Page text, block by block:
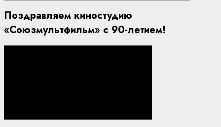
Поздравляем киностудию
«Союзмультфильм» с 90-летием!